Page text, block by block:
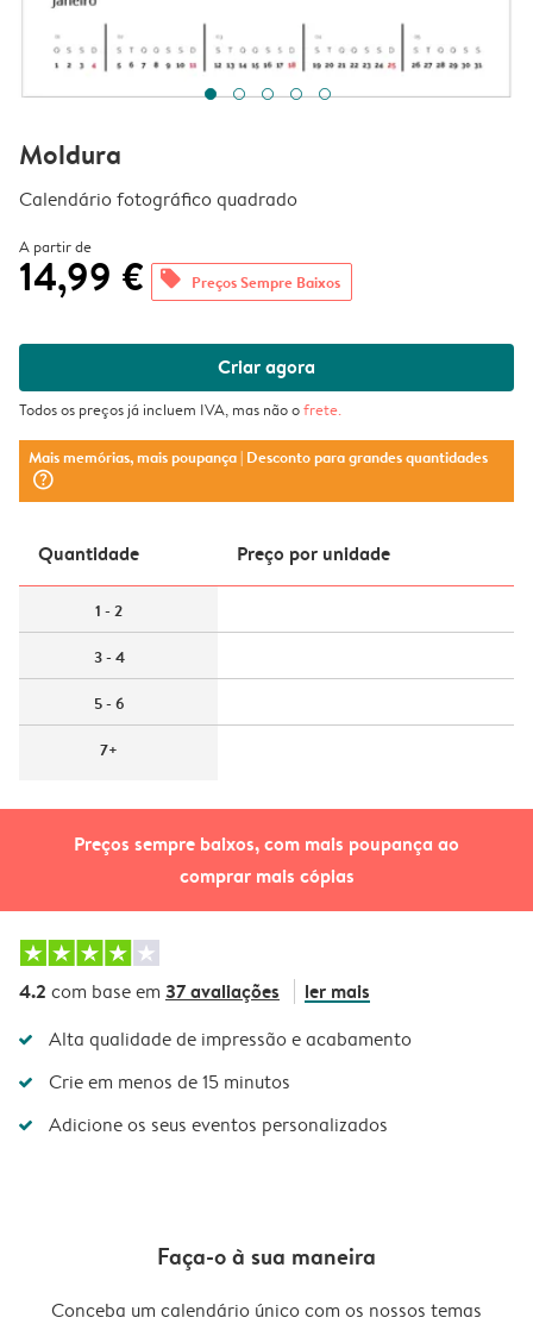
Preços sempre baixos, com mais poupança ao
comprar mais cópias
Moldura
Calendário fotográfico quadrado
A partir de
14,99 € offers Preços Sempre Baixos
Criar agora
Todos os preços já incluem IVA, mas não ofrete.
Mais memórias, mais poupança| Desconto para grandes quantidades
question_mark_circle
Quantidade Preço por unidade
1 - 2
3 - 4
5 - 6
7+
4.2 com base em 37 avaliações ler mais
Alta qualidade de impressão e acabamento
Crie em menos de 15 minutos
Adicione os seus eventos personalizados
Faça-o à sua maneira
Conceba um calendário único com os nossos temas